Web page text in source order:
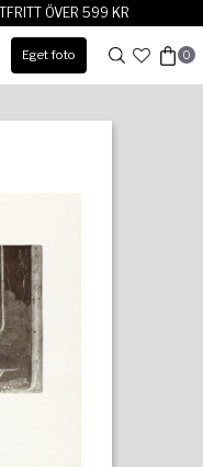
ÖVER 599 KR
Eget foto 0